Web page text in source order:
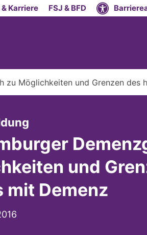
Karriere FSJ & BFD
zu Möglichkeiten und Grenzen des
und
mit Demenz